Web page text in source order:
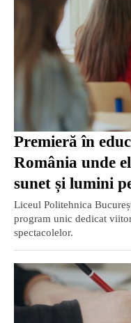
Premieră în
România unde
sunet și lumini
Liceul Politehnica
program unic dedicat
spectacolelor.